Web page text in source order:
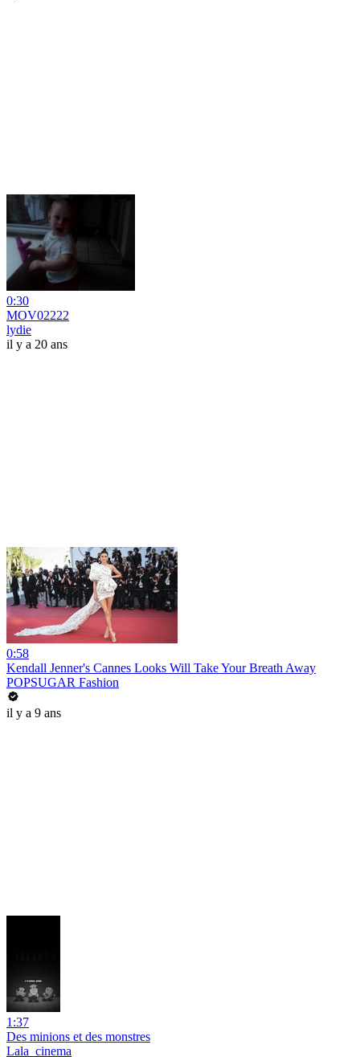
0:30
MOV02222
lydie
il y a 20 ans
0:58
Kendall Jenner's Cannes Looks Will Take Your Breath Away
POPSUGAR Fashion
il y a 9 ans
1:37
Des minions et des monstres
Lala_cinema